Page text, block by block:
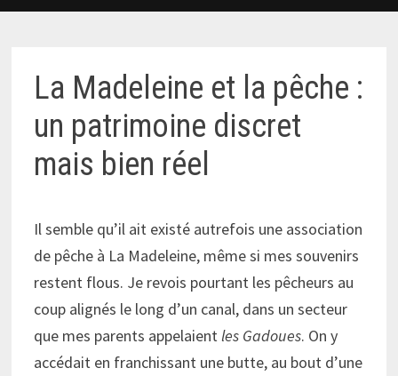
La Madeleine et la pêche :
un patrimoine discret
mais bien réel
Il semble qu’il ait existé autrefois une association
de pêche à La Madeleine, même si mes souvenirs
restent flous. Je revois pourtant les pêcheurs au
coup alignés le long d’un canal, dans un secteur
que mes parents appelaientles Gadoues. On y
accédait en franchissant une butte, au bout d’une